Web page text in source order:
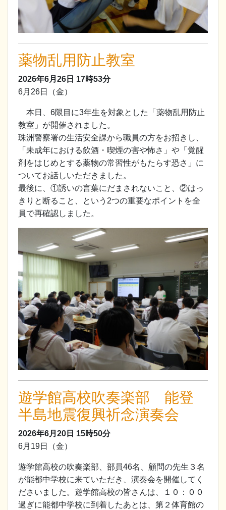
薬物乱用防止教室
2026年6月26日 17時53分
6月26日（金）
本日、6限目に3年生を対象とした「薬物乱用防止
教室」が開催されました。
珠洲警察署の生活安全課から職員の方をお招きし、
「未成年における飲酒・喫煙の害や怖さ」や「覚醒
剤をはじめとする薬物の常習性がもたらす恐さ」に
ついてお話しいただきました。
最後に、①誘いの言葉にだまされないこと、②はっ
きりと断ること、という2つの重要なポイントを全
員で再確認しました。
遊学館高校吹奏楽部 能登
半島地震復興祈念演奏会
2026年6月20日 15時50分
6月19日（金）
遊学館高校の吹奏楽部、部員46名、顧問の先生３名
が能都中学校に来ていただき、演奏会を開催してく
ださいました。遊学館高校の皆さんは、１０：００
過ぎに能都中学校に到着したあとは、第２体育館の